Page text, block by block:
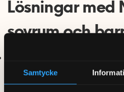
Samtycke
Lösningar med
sovrum och
stommar bakom
för böcker, nattlampa